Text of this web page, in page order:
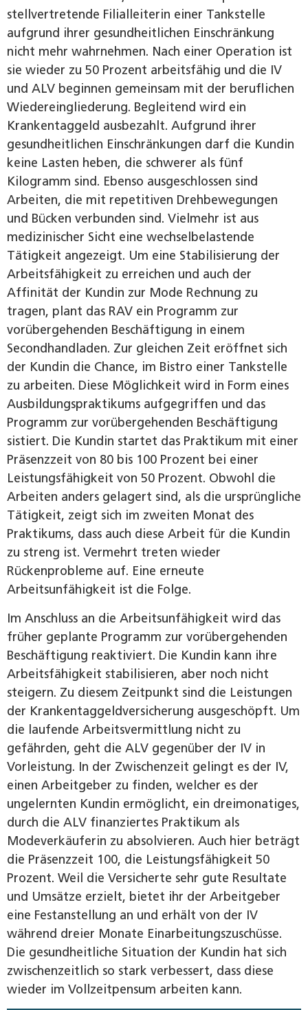
stellvertretende Filialleiterin einer Tankstelle
aufgrund ihrer gesundheitlichen Einschränkung
nicht mehr wahrnehmen. Nach einer Operation ist
sie wieder zu 50 Prozent arbeitsfähig und die IV
und ALV beginnen gemeinsam mit der beruflichen
Wiedereingliederung. Begleitend wird ein
Krankentaggeld ausbezahlt. Aufgrund ihrer
gesundheitlichen Einschränkungen darf die Kundin
keine Lasten heben, die schwerer als fünf
Kilogramm sind. Ebenso ausgeschlossen sind
Arbeiten, die mit repetitiven Drehbewegungen
und Bücken verbunden sind. Vielmehr ist aus
medizinischer Sicht eine wechselbelastende
Tätigkeit angezeigt. Um eine Stabilisierung der
Arbeitsfähigkeit zu erreichen und auch der
Affinität der Kundin zur Mode Rechnung zu
tragen, plant das RAV ein Programm zur
vorübergehenden Beschäftigung in einem
Secondhandladen. Zur gleichen Zeit eröffnet sich
der Kundin die Chance, im Bistro einer Tankstelle
zu arbeiten. Diese Möglichkeit wird in Form eines
Ausbildungspraktikums aufgegriffen und das
Programm zur vorübergehenden Beschäftigung
sistiert. Die Kundin startet das Praktikum mit einer
Präsenzzeit von 80 bis 100 Prozent bei einer
Leistungsfähigkeit von 50 Prozent. Obwohl die
Arbeiten anders gelagert sind, als die ursprüngliche
Tätigkeit, zeigt sich im zweiten Monat des
Praktikums, dass auch diese Arbeit für die Kundin
zu streng ist. Vermehrt treten wieder
Rückenprobleme auf. Eine erneute
Arbeitsunfähigkeit ist die Folge.
Im Anschluss an die Arbeitsunfähigkeit wird das
früher geplante Programm zur vorübergehenden
Beschäftigung reaktiviert. Die Kundin kann ihre
Arbeitsfähigkeit stabilisieren, aber noch nicht
steigern. Zu diesem Zeitpunkt sind die Leistungen
der Krankentaggeldversicherung ausgeschöpft. Um
die laufende Arbeitsvermittlung nicht zu
gefährden, geht die ALV gegenüber der IV in
Vorleistung. In der Zwischenzeit gelingt es der IV,
einen Arbeitgeber zu finden, welcher es der
ungelernten Kundin ermöglicht, ein dreimonatiges,
durch die ALV finanziertes Praktikum als
Modeverkäuferin zu absolvieren. Auch hier beträgt
die Präsenzzeit 100, die Leistungsfähigkeit 50
Prozent. Weil die Versicherte sehr gute Resultate
und Umsätze erzielt, bietet ihr der Arbeitgeber
eine Festanstellung an und erhält von der IV
während dreier Monate Einarbeitungszuschüsse.
Die gesundheitliche Situation der Kundin hat sich
zwischenzeitlich so stark verbessert, dass diese
wieder im Vollzeitpensum arbeiten kann.